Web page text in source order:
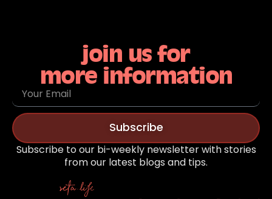
join us for
more information
Subscribe
Subscribe to our bi-weekly newsletter with stories
from our latest blogs and tips.